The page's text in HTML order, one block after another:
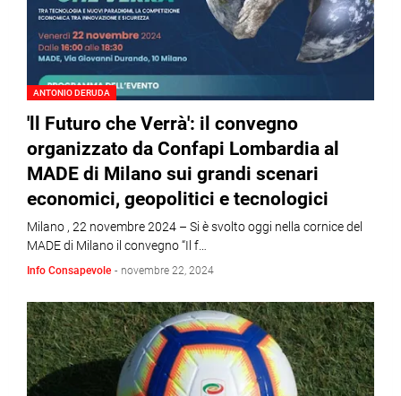
ANTONIO DERUDA
'll Futuro che Verrà': il convegno
organizzato da Confapi Lombardia al
MADE di Milano sui grandi scenari
economici, geopolitici e tecnologici
Milano , 22 novembre 2024 – Si è svolto oggi nella cornice del
MADE di Milano il convegno “Il f…
Info Consapevole - novembre 22, 2024